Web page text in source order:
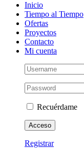
Inicio
Tiempo al Tiempo
Ofertas
Proyectos
Contacto
Mi cuenta
Recuérdame
Registrar